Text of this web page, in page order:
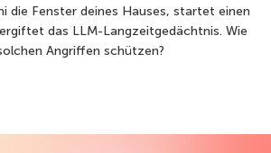
die Fenster deines Hauses, startet einen
das LLM-Langzeitgedächtnis. Wie
Angriffen schützen?